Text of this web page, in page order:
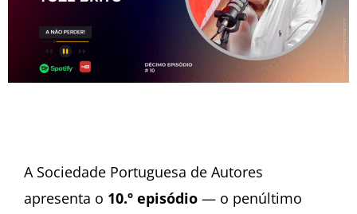
A Sociedade Portuguesa de Autores
apresenta o 10.º episódio — o penúltimo